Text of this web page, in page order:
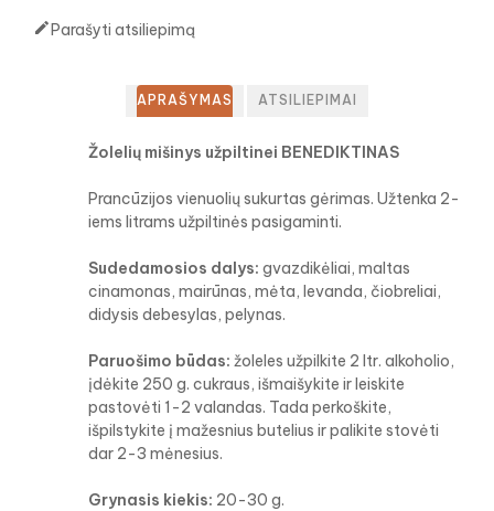
Parašyti atsiliepimą
APRAŠYMAS ATSILIEPIMAI
Žolelių mišinys užpiltinei BENEDIKTINAS
Prancūzijos vienuolių sukurtas gėrimas. Užtenka 2-
iems litrams užpiltinės pasigaminti.
Sudedamosios dalys: gvazdikėliai, maltas
cinamonas, mairūnas, mėta, levanda, čiobreliai,
didysis debesylas, pelynas.
Paruošimo būdas: žoleles užpilkite 2 ltr. alkoholio,
įdėkite 250 g. cukraus, išmaišykite ir leiskite
pastovėti 1-2 valandas. Tada perkoškite,
išpilstykite į mažesnius butelius ir palikite stovėti
dar 2-3 mėnesius.
Grynasis kiekis: 20-30 g.